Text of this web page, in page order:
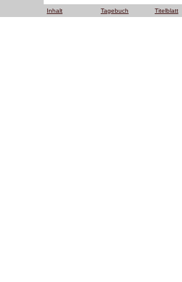
Inhalt Tagebuch Titelblatt